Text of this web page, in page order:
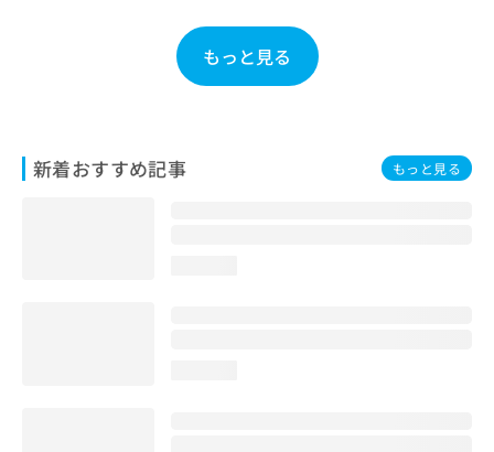
もっと見る
新着おすすめ記事 もっと見る
こ